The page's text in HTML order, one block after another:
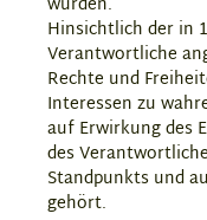
Hinsichtlich der in
Verantwortliche
Rechte und
Interessen zu
auf Erwirkung des
des
Standpunkts und
gehört.